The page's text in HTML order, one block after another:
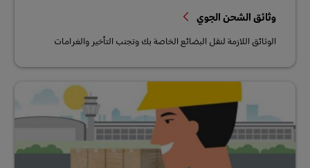
وثائق الشحن الجوي
الوثائق اللازمة لنقل البضائع الخاصة بك وتجنب التأخير والغرامات